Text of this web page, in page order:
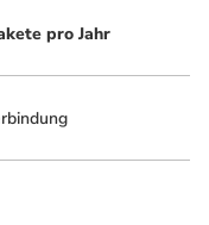
pro Jahr